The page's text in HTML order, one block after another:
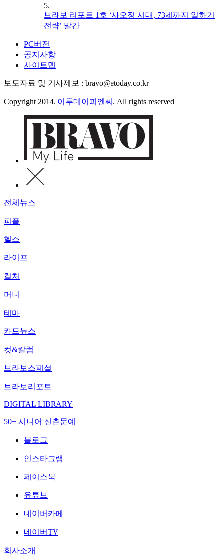
5.
브라보 리포트 1호 ‘사오정 시대, 73세까지 일하기
전략’ 발간
PC버전
공지사항
사이트맵
보도자료 및 기사제보 : bravo@etoday.co.kr
Copyright 2014. 이투데이피엔씨 . All rights reserved
전체뉴스
피플
헬스
라이프
컬처
머니
테마
카드뉴스
컷&칼럼
브라보스페셜
브라보리포트
DIGITAL LIBRARY
50+ 시니어 신춘문예
블로그
인스타그램
페이스북
유튜브
네이버카페
네이버TV
회사소개